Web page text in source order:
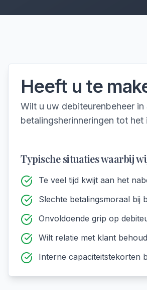
Heeft u te
Wilt u uw debiteurenbeheer
betalingsherinneringen tot
Typische situaties waarbij
Te veel tijd kwijt aan het
Slechte betalingsmoraal bij
Onvoldoende grip op
Wilt relatie met klant
Interne capaciteitstekorten